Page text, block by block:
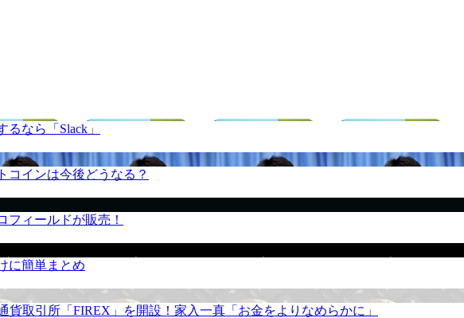
なら「Slack」
コインは今後どうなる？
フィールドが販売！
に簡単まとめ
貨取引所「FIREX」を開設！家入一真「お金をよりなめらかに」